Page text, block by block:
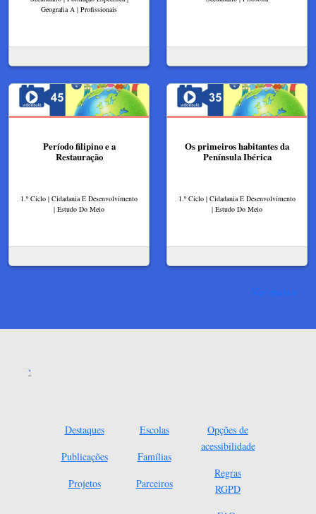
Geografia A | Profissionais
Período filipino e a
Restauração
1.º Ciclo | Cidadania E Desenvolvimento
| Estudo Do Meio
Os primeiros habitantes da
Península Ibérica
1.º Ciclo | Cidadania E Desenvolvimento
| Estudo Do Meio
Ver mais
Destaques
Publicações
Projetos
Escolas
Famílias
Parceiros
Opções de
acessibilidade
Regras
RGPD